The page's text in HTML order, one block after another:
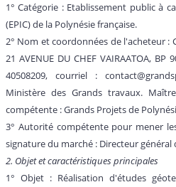
1° Catégorie : Etablissement public à
(EPIC) de la Polynésie française.
2° Nom et coordonnées de l'acheteur :
21 AVENUE DU CHEF VAIRAATOA,
40508209, courriel :
Ministère des Grands travaux.
compétente : Grands Projets de
3° Autorité compétente pour mener
signature du marché : Directeur général
2. Objet et caractéristiques principales
1° Objet : Réalisation d'études